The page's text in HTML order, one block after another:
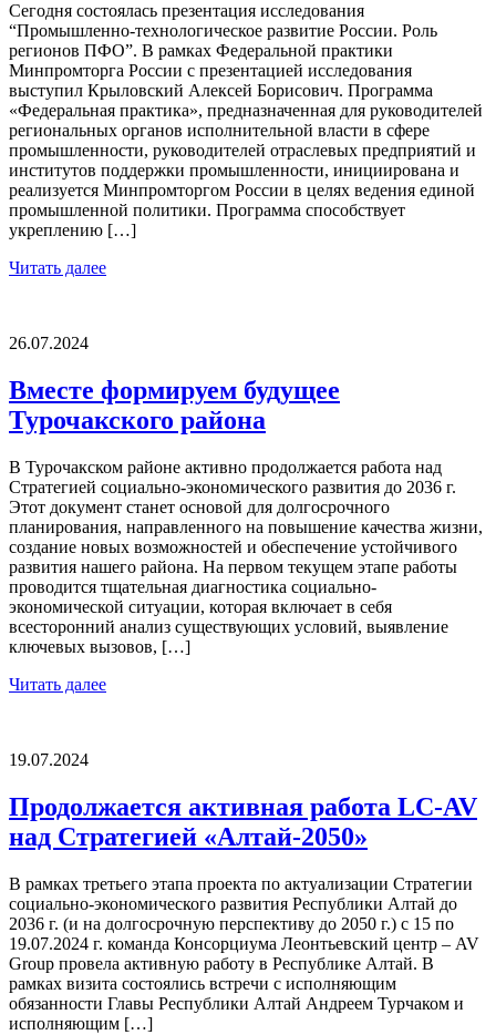
Сегодня состоялась презентация исследования
“Промышленно-технологическое развитие России. Роль
регионов ПФО”. В рамках Федеральной практики
Минпромторга России с презентацией исследования
выступил Крыловский Алексей Борисович. Программа
«Федеральная практика», предназначенная для руководителей
региональных органов исполнительной власти в сфере
промышленности, руководителей отраслевых предприятий и
институтов поддержки промышленности, инициирована и
реализуется Минпромторгом России в целях ведения единой
промышленной политики. Программа способствует
укреплению […]
Читать далее
26.07.2024
Вместе формируем будущее
Турочакского района
В Турочакском районе активно продолжается работа над
Стратегией социально-экономического развития до 2036 г.
Этот документ станет основой для долгосрочного
планирования, направленного на повышение качества жизни,
создание новых возможностей и обеспечение устойчивого
развития нашего района. На первом текущем этапе работы
проводится тщательная диагностика социально-
экономической ситуации, которая включает в себя
всесторонний анализ существующих условий, выявление
ключевых вызовов, […]
Читать далее
19.07.2024
Продолжается активная работа LC-AV
над Стратегией «Алтай-2050»
В рамках третьего этапа проекта по актуализации Стратегии
социально-экономического развития Республики Алтай до
2036 г. (и на долгосрочную перспективу до 2050 г.) с 15 по
19.07.2024 г. команда Консорциума Леонтьевский центр – AV
Group провела активную работу в Республике Алтай. В
рамках визита состоялись встречи с исполняющим
обязанности Главы Республики Алтай Андреем Турчаком и
исполняющим […]